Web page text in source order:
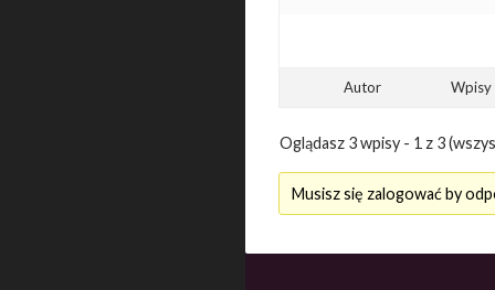
Autor Wpisy
Oglądasz 3 wpisy - 1 z 3
Musisz się zalogować by